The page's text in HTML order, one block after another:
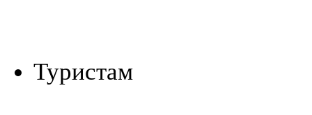
Туристам